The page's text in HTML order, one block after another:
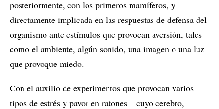
posteriormente, con los primeros mamíferos, y
directamente implicada en las respuestas de defensa del
organismo ante estímulos que provocan aversión, tales
como el ambiente, algún sonido, una imagen o una luz
que provoque miedo.
Con el auxilio de experimentos que provocan varios
tipos de estrés y pavor en ratones – cuyo cerebro,